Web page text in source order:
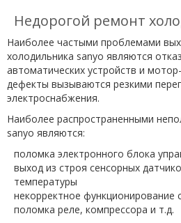
Недорогой ремонт
Наиболее частыми проблемами
холодильника sanyo являются
автоматических устройств и
дефекты вызываются резкими
электроснабжения.
Наиболее распространенными
sanyo являются:
поломка электронного блока
выход из строя сенсорных
температуры
некорректное функционирование
поломка реле, компрессора и т.д.